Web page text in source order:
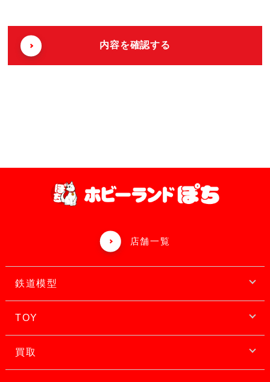
店舗一覧
鉄道模型
TOY
買取